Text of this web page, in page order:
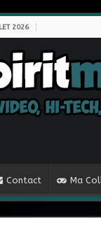
2026
Contact Ma